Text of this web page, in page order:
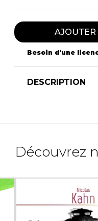
AJOUTER
Besoin d'une
DESCRIPTION
Découvrez